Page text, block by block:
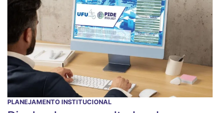
PLANEJAMENTO INSTITUCIONAL